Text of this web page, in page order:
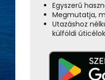
Egyszerű
Megmutatja,
Utazáshoz
külföldi úticélok